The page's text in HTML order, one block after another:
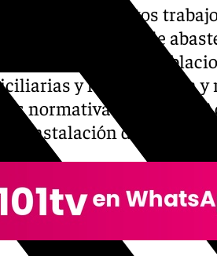
de estos
las instalaciones de
del núcleo
y la ampliación y
normativas actuales”.
la instalación de